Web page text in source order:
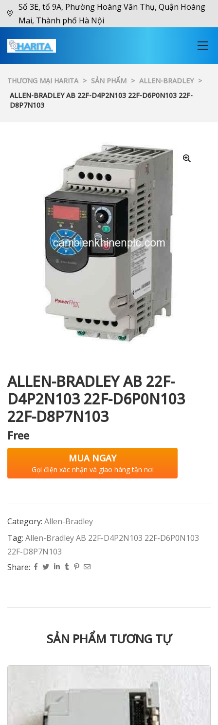
Số 3E, tổ 9A, Phường Hoàng Văn Thụ, Quận Hoàng
Mai, Thành phố Hà Nội
THƯƠNG MẠI HARITA > SẢN PHẨM > ALLEN-BRADLEY >
ALLEN-BRADLEY AB 22F-D4P2N103 22F-D6P0N103 22F-
D8P7N103
ALLEN-BRADLEY AB 22F-
D4P2N103 22F-D6P0N103
22F-D8P7N103
Free
MUA NGAY
Gọi điện xác nhận và giao hàng tận nơi
Category: Allen-Bradley
Tag: Allen-Bradley AB 22F-D4P2N103 22F-D6P0N103
22F-D8P7N103
Share:
SẢN PHẨM TƯƠNG TỰ